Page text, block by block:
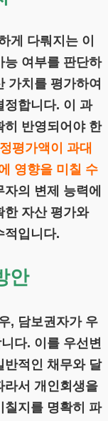
게 다뤄지는 이
능 여부를 판단하
가치를 평가하여
정합니다. 이 과
히 반영되어야 한
평가액이 과대
영향을 미칠 수
의 변제 능력에
한 자산 평가와
적입니다.
안
, 담보권자가 우
다. 이를 우선변
반적인 채무와 달
라서 개인회생을
칠지를 명확히 파